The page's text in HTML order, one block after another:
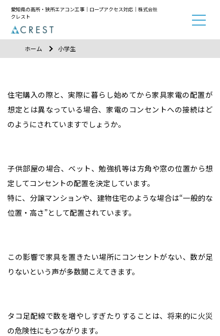
愛知県の高所・狭所エアコン工事｜ロープアクセス対応｜株式会社
クレスト
ホーム 小学生
住宅購入の際と、実際に暮らし始めてから家具家電の配置が
想定とは異なっている場合、家電のコンセントへの接続はど
のようにされていますでしょうか。
子供部屋の場合、ベット、勉強机等は方角や窓の位置から想
定してコンセントの配置を決定しています。
特に、分譲マンションや、建物住宅のような場合は“一般的な
位置・高さ”として配置されています。
この影響で家具を置きたい場所にコンセントがない、数が足
りないという声が多数聞こえてきます。
タコ足配線で数を増やしすぎたりすることは、将来的に火災
の危険性にもつながります。